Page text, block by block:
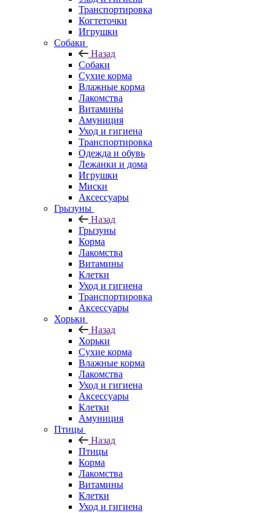
Транспортировка
Когтеточки
Игрушки
Собаки
Назад
Собаки
Сухие корма
Влажные корма
Лакомства
Витамины
Амуниция
Уход и гигиена
Транспортировка
Одежда и обувь
Лежанки и дома
Игрушки
Миски
Аксессуары
Грызуны
Назад
Грызуны
Корма
Лакомства
Витамины
Клетки
Уход и гигиена
Транспортировка
Аксессуары
Хорьки
Назад
Хорьки
Сухие корма
Влажные корма
Лакомства
Уход и гигиена
Аксессуары
Клетки
Амуниция
Птицы
Назад
Птицы
Корма
Лакомства
Витамины
Клетки
Уход и гигиена